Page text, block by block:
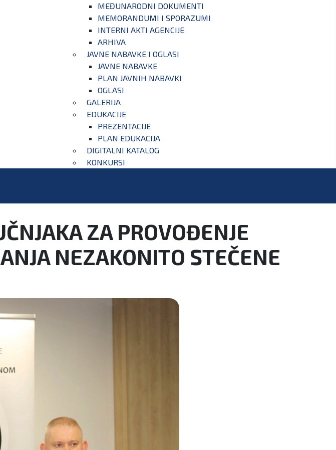
MEĐUNARODNI DOKUMENTI
MEMORANDUMI I SPORAZUMI
INTERNI AKTI AGENCIJE
ARHIVA
JAVNE NABAVKE I OGLASI
JAVNE NABAVKE
PLAN JAVNIH NABAVKI
OGLASI
GALERIJA
EDUKACIJE
PREZENTACIJE
PLAN EDUKACIJA
DIGITALNI KATALOG
KONKURSI
ZA PROVOĐENJE
NEZAKONITO STEČENE